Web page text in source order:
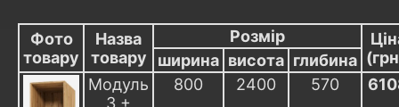
Фото
товару
Назва
товару
Розмір
ширина висота глибина
Модуль
3 +
800 2400 570